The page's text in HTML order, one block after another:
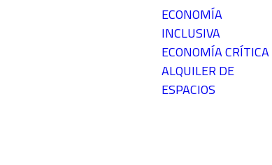
ECONOMÍA
INCLUSIVA
ECONOMÍA CRÍTICA
ALQUILER DE
ESPACIOS